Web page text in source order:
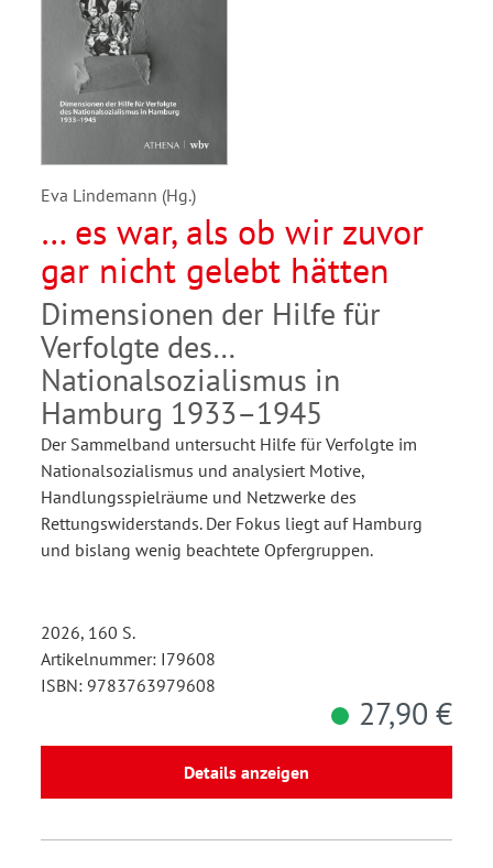
Eva Lindemann (Hg.)
… es war, als ob wir zuvor
gar nicht gelebt hätten
Dimensionen der Hilfe für
Verfolgte des
Nationalsozialismus in
Hamburg 1933–1945
Der Sammelband untersucht Hilfe für Verfolgte im
Nationalsozialismus und analysiert Motive,
Handlungsspielräume und Netzwerke des
Rettungswiderstands. Der Fokus liegt auf Hamburg
und bislang wenig beachtete Opfergruppen.
2026, 160 S.
Artikelnummer: I79608
ISBN: 9783763979608
27,90 €
Details anzeigen